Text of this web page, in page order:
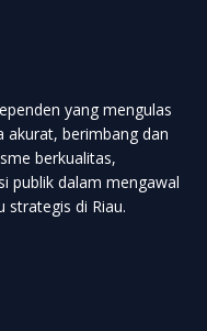
yang mengulas
akurat, berimbang dan
berkualitas,
publik dalam mengawal
strategis di Riau.